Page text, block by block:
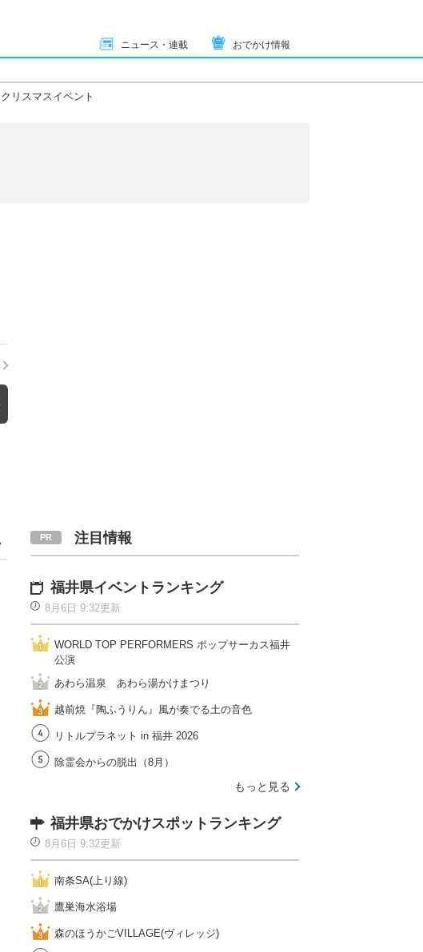
ニュース・連載 おでかけ情報
クリスマスイベント
注目情報
福井県イベントランキング
8月6日 9:32更新
WORLD TOP PERFORMERS ポップサーカス福井
公演
あわら温泉 あわら湯かけまつり
越前焼『陶ふうりん』風が奏でる土の音色
リトルプラネット in 福井 2026
除霊会からの脱出（8月）
もっと見る
福井県おでかけスポットランキング
8月6日 9:32更新
南条SA(上り線)
鷹巣海水浴場
森のほうかごVILLAGE(ヴィレッジ)